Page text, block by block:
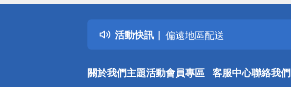
活動快訊
熱門話題
銀行優惠
偏遠地區配送
詐騙網頁！請小心！
關於我們主題活動會員專區 客服中心聯絡我們